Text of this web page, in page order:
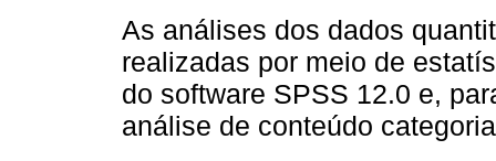
As análises dos dados
realizadas por meio de
do software SPSS 12.0 e,
análise de conteúdo